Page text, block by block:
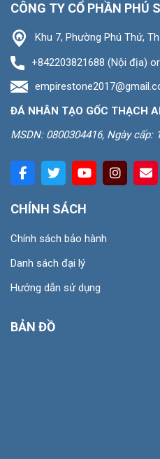
CÔNG TY CỔ PHẦN PHÚ
Khu 7, Phường Phú Thứ,
+842203821688 (Nội địa)
ĐÁ NHÂN TẠO GỐC THẠCH
MSDN: 0800304416, Ngày cấp:
CHÍNH SÁCH
Chính sách bảo hành
Danh sách đại lý
Hướng dẫn sử dụng
BẢN ĐỒ